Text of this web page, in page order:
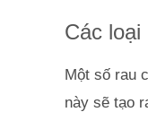
Các
Một số rau
này sẽ tạo